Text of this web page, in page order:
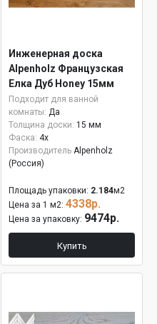
Инженерная доска
Alpenholz Французская
Елка Дуб Honey 15мм
Подходит для ванной
комнаты: Да
Толщина доски: 15 мм
Фаска: 4x
Производитель Alpenholz
(Россия)
Площадь упаковки: 2.184м2
Цена за 1 м2: 4338р.
Цена за упаковку: 9474р.
Купить